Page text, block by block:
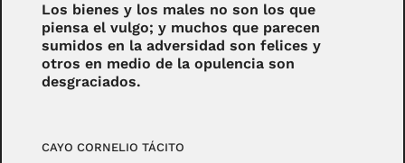
Los bienes y los males no son los que
piensa el vulgo; y muchos que parecen
sumidos en la adversidad son felices y
otros en medio de la opulencia son
desgraciados.
CAYO CORNELIO TÁCITO